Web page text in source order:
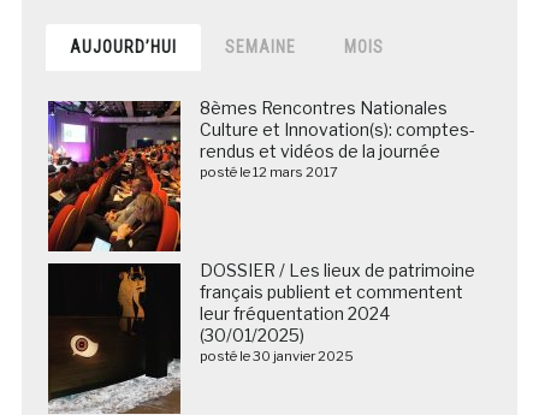
AUJOURD’HUI SEMAINE MOIS
8èmes Rencontres Nationales
Culture et Innovation(s): comptes-
rendus et vidéos de la journée
posté le 12 mars 2017
DOSSIER / Les lieux de patrimoine
français publient et commentent
leur fréquentation 2024
(30/01/2025)
posté le 30 janvier 2025